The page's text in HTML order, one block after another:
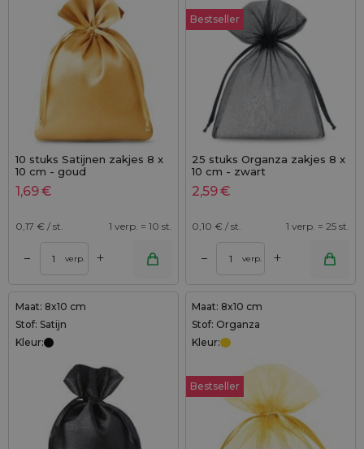
10 stuks Satijnen zakjes 8 x
10 cm - goud
1,69€
0,17 € / st. 1 verp. = 10 st.
– verp. +
Bestseller
25 stuks Organza zakjes 8 x
10 cm - zwart
2,59€
0,10 € / st. 1 verp. = 25 st.
– verp. +
Maat: 8x10 cm
Stof: Satijn
Kleur:
Maat: 8x10 cm
Stof: Organza
Kleur:
Bestseller